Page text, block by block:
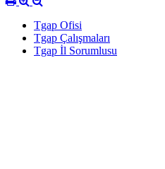
Tgap Ofisi
Tgap Çalışmaları
Tgap İl Sorumlusu